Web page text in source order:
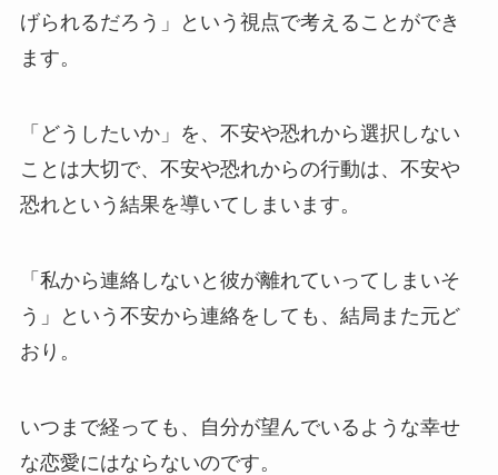
げられるだろう」という視点で考えることができ
ます。
「どうしたいか」を、不安や恐れから選択しない
ことは大切で、不安や恐れからの行動は、不安や
恐れという結果を導いてしまいます。
「私から連絡しないと彼が離れていってしまいそ
う」という不安から連絡をしても、結局また元ど
おり。
いつまで経っても、自分が望んでいるような幸せ
な恋愛にはならないのです。